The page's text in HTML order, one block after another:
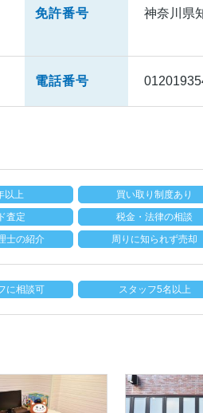
免許番号 神奈川県
電話番号
以上
買い取り制度あり
査定
税金・法律の相談
士の紹介 周りに知られず売却
に相談可 スタッフ5名以上